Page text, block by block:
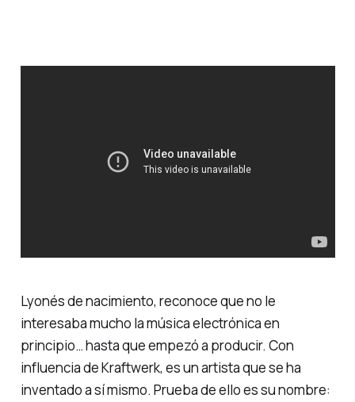
Lyonés de nacimiento, reconoce que no le
interesaba mucho la música electrónica en
principio… hasta que empezó a producir. Con
influencia de Kraftwerk, es un artista que se ha
inventado a sí mismo. Prueba de ello es su nombre: